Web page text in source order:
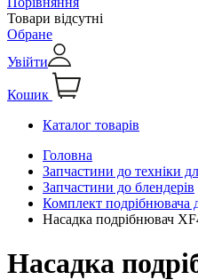
Товари відсутні
Обране
Увійти
Кошик
Каталог товарів
Головна
Запчастини до техніки
Запчастини до блендерів
Комплект подрібнювача
Насадка подрібнювач
Насадка